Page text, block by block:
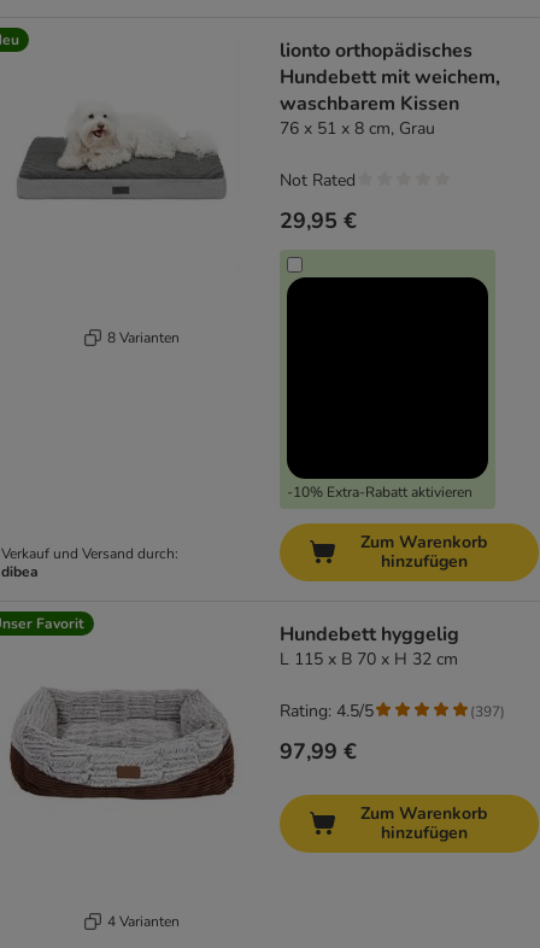
8 Varianten
Verkauf und Versand durch:
dibea
lionto orthopädisches
Hundebett mit weichem,
waschbarem Kissen
76 x 51 x 8 cm, Grau
29,95 €
-10% Extra-Rabatt aktivieren
Not Rated
Zum Warenkorb
hinzufügen
Favorit
4 Varianten
Hundebett hyggelig
L 115 x B 70 x H 32 cm
97,99 €
Rating: 4.5/5 (397)
Zum Warenkorb
hinzufügen